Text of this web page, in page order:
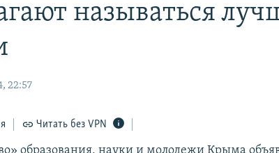
называться
22:57
Читать без VPN